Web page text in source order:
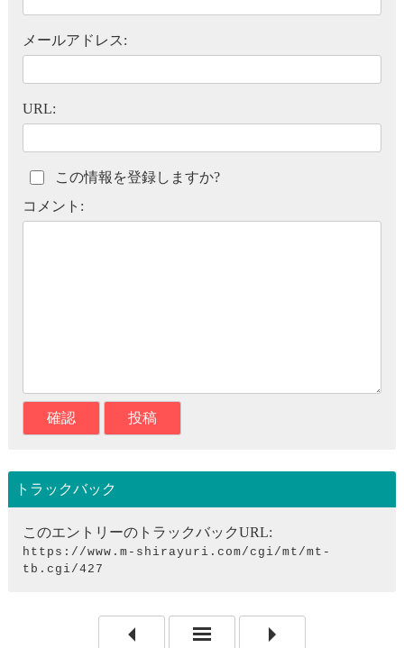
メールアドレス:
URL:
この情報を登録しますか?
コメント:
トラックバック
このエントリーのトラックバックURL:
https://www.m-shirayuri.com/cgi/mt/mt-
tb.cgi/427